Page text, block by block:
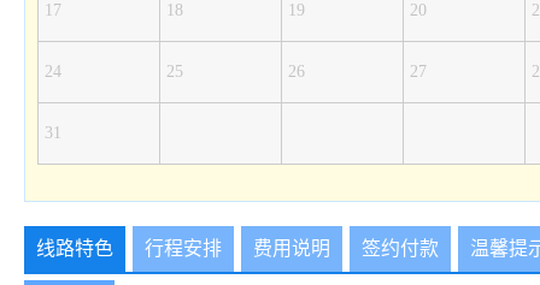
17 18 19 20
24 25 26 27
31
线路特色 行程安排 费用说明 签约付款 温馨提